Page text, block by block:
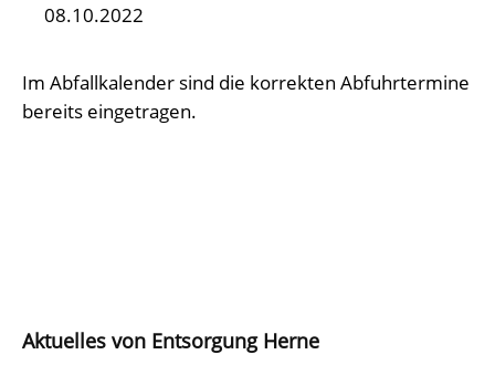
08.10.2022
Im Abfallkalender sind die korrekten Abfuhrtermine
bereits eingetragen.
Aktuelles von Entsorgung Herne